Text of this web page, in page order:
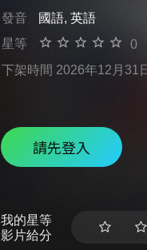
發音
國語, 英語
星等
0
下架時間 2026年12月31
請先登入
我的星等
影片給分